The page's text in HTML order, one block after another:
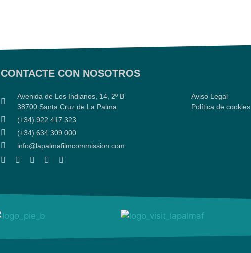
CONTACTE CON NOSOTROS
Avenida de Los Indianos, 14, 2º B
38700 Santa Cruz de La Palma
(+34) 922 417 323
(+34) 634 309 000
info@lapalmafilmcommission.com
Aviso Legal
Política de cookies